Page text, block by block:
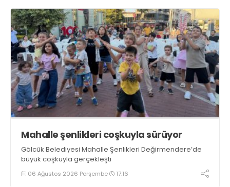
Mahalle şenlikleri coşkuyla sürüyor
Gölcük Belediyesi Mahalle Şenlikleri Değirmendere’de
büyük coşkuyla gerçekleşti
06 Ağustos 2026 Perşembe 17:16